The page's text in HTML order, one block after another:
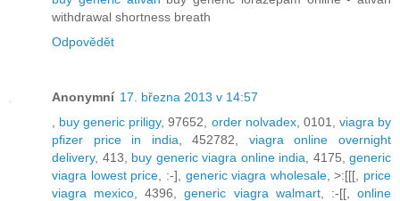
withdrawal shortness breath
Odpovědět
Anonymní 17. března 2013 v 14:57
buy generic priligy, 97652, order nolvadex, 0101, viagra by
pfizer price in india , 452782, viagra online overnight
delivery, 413, buy generic viagra online india , 4175, generic
viagra lowest price , :-], generic viagra wholesale, >:[[[, price
viagra mexico , 4396,generic viagra walmart, :-[[,online